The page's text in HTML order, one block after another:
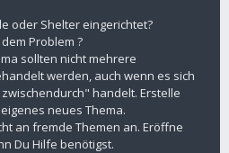
oder Shelter eingerichtet?
Problem ?
sollten nicht mehrere
werden, auch wenn es sich
handelt. Erstelle
neues Thema.
an fremde Themen an. Eröffne
Du Hilfe benötigst.